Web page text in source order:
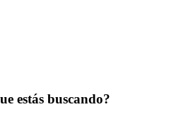
estás buscando?